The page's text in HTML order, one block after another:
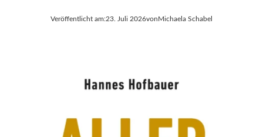
Veröffentlicht am:23. Juli 2026vonMichaela Schabel